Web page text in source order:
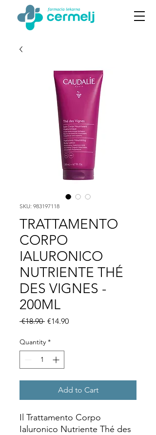
SKU: 983197118
TRATTAMENTO
CORPO
IALURONICO
NUTRIENTE THÉ
DES VIGNES -
200ML
€18.90 Regular
€14.90Sale
Quantity *
Add to Cart
Il Trattamento Corpo
Ialuronico Nutriente Thé des